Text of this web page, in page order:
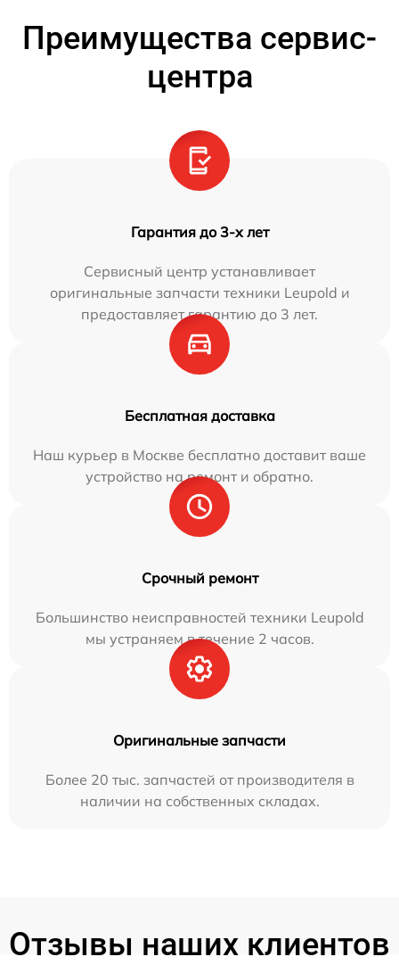
Преимущества сервис-
центра
Гарантия до 3-х лет
Сервисный центр устанавливает
оригинальные запчасти техники Leupold и
предоставляет гарантию до 3 лет.
Бесплатная доставка
Наш курьер в Москве бесплатно доставит ваше
устройство на ремонт и обратно.
Срочный ремонт
Большинство неисправностей техники Leupold
мы устраняем в течение 2 часов.
Оригинальные запчасти
Более 20 тыс. запчастей от производителя в
наличии на собственных складах.
Отзывы наших клиентов